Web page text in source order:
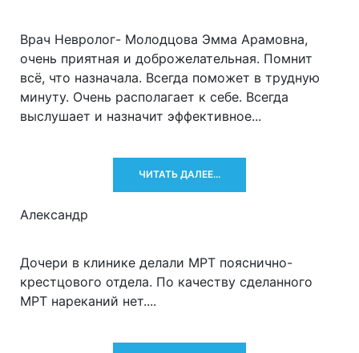
Врач Невролог- Молодцова Эмма Арамовна,
очень приятная и доброжелательная. Помнит
всё, что назначала. Всегда поможет в трудную
минуту. Очень располагает к себе. Всегда
выслушает и назначит эффективное...
ЧИТАТЬ ДАЛЕЕ...
Александр
Дочери в клинике делали МРТ пояснично-
крестцового отдела. По качеству сделанного
МРТ нареканий нет....